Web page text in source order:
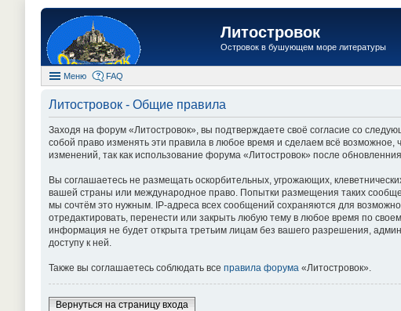
Литостровок
Островок в бушующем море литературы
Меню FAQ
Литостровок - Общие правила
Заходя на форум «Литостровок», вы подтверждаете своё согласие со
собой право изменять эти правила в любое время и сделаем всё
изменений, так как использование форума «Литостровок» после
Вы соглашаетесь не размещать оскорбительных, угрожающих,
вашей страны или международное право. Попытки размещения таких
мы сочтём это нужным. IP-адреса всех сообщений сохраняются для
отредактировать, перенести или закрыть любую тему в любое время по
информация не будет открыта третьим лицам без вашего разрешения,
доступу к ней.
Также вы соглашаетесь соблюдать все правила форума «Литостровок».
Вернуться на страницу входа